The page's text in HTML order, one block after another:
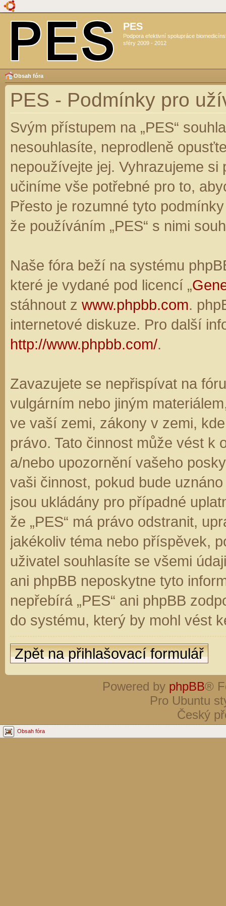
PES
Podpora efektivní spolupráce
sféry 2009 - 2012
Obsah fóra
PES - Podmínky pro
Svým přístupem na „PES“
nesouhlasíte, neprodleně
nepoužívejte jej. Vyhrazujeme
učiníme vše potřebné pro to,
Přesto je rozumné tyto
že používáním „PES“ s nimi
Naše fóra beží na systému
které je vydané pod licencí „
stáhnout z www.phpbb.com.
internetové diskuze. Pro další
http://www.phpbb.com/.
Zavazujete se nepřispívat na
vulgárním nebo jiným
ve vaší zemi, zákony v zemi,
právo. Tato činnost může vést k
a/nebo upozornění vašeho
vaši činnost, pokud bude
jsou ukládány pro případné
že „PES“ má právo odstranit,
jakékoliv téma nebo příspěvek,
uživatel souhlasíte se všemi
ani phpBB neposkytne tyto
nepřebírá „PES“ ani phpBB
do systému, který by mohl vést
Zpět na přihlašovací formulář
Powered by phpBB®
Pro Ubuntu
Český
Obsah fóra